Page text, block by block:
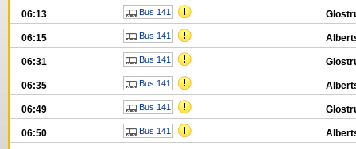
06:13 Bus 141
06:15 Bus 141
06:31 Bus 141
06:35 Bus 141
06:49 Bus 141
06:50 Bus 141